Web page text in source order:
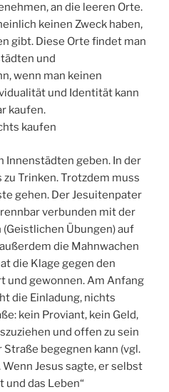
an die leeren Orte.
keinen Zweck haben,
gibt. Diese Orte findet man
und
wenn man keinen
und Identität kann
kaufen.
kaufen
Innenstädten geben. In der
Trinken. Trotzdem muss
gehen. Der Jesuitenpater
verbunden mit der
Übungen) auf
die Mahnwachen
die Klage gegen den
und gewonnen. Am Anfang
die Einladung, nichts
kein Proviant, kein Geld,
und offen zu sein
begegnen kann (vgl.
Wenn Jesus sagte, er selbst
und das Leben“